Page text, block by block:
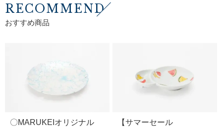
RECOMMEND
おすすめ商品
〇MARUKEIオリジナル
【サマーセール